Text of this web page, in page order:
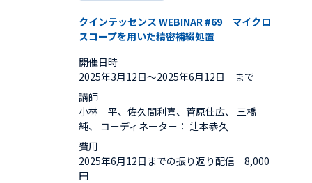
クインテッセンス WEBINAR #69 マイクロ
スコープを用いた精密補綴処置
開催日時
2025年3月12日〜2025年6月12日 まで
講師
小林 平、佐久間利喜、菅原佳広、 三橋
純、 コーディネーター： 辻本恭久
費用
2025年6月12日までの振り返り配信 8,000
円